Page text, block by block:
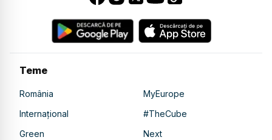
Teme
România
MyEurope
Internațional
#TheCube
Green
Next